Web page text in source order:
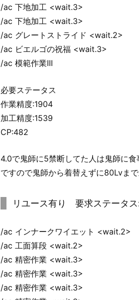
/ac 下地加工 <wait.3>
/ac 下地加工 <wait.3>
/ac グレートストライド <wait.2>
/ac ビエルゴの祝福 <wait.3>
/ac 模範作業III
必要ステータス
作業精度:1904
加工精度:1539
CP:482
4.0で鬼師に5禁断してた人は鬼師に食
ですので鬼師から着替えずに80Lvま
リユース有り 要求ステータ
/ac インナークワイエット <wait.2>
/ac 工面算段 <wait.2>
/ac 精密作業 <wait.3>
/ac 精密作業 <wait.3>
/ac 精密作業 <wait.3>